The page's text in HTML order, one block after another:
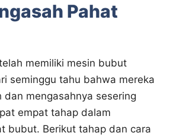
Pahat
memiliki mesin bubut
seminggu tahu bahwa mereka
dan mengasahnya sesering
empat tahap dalam
bubut. Berikut tahap dan cara